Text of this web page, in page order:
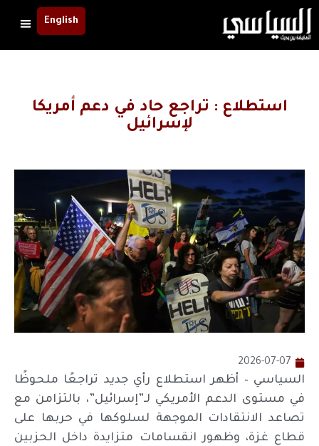
English
استطلاع : تراجع حاد في دعم أمريكا
لإسرائيل
2026-07-07
السياسي – أظهر استطلاع رأي جديد تراجعًا ملحوظًا
في مستوى الدعم الأمريكي لـ”إسرائيل”، بالتزامن مع
تصاعد الانتقادات الموجهة لسلوكها في حربها على
قطاع غزة، وظهور انقسامات متزايدة داخل الحزبين